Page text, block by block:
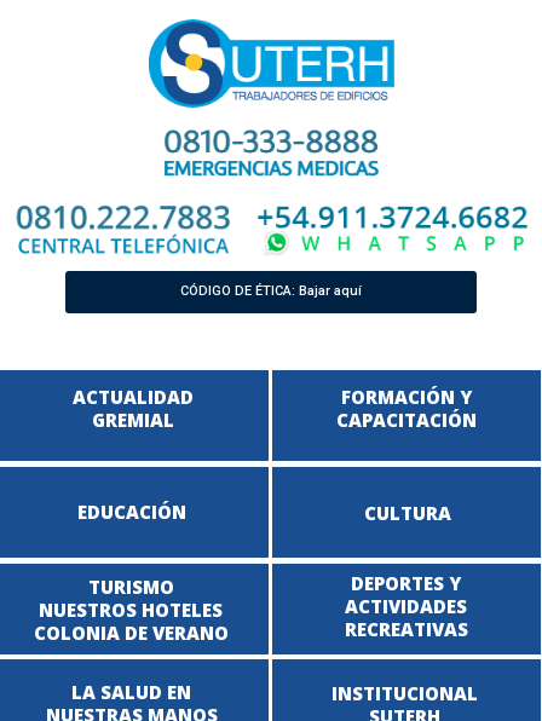
CÓDIGO DE ÉTICA: Bajar aquí
ACTUALIDAD
GREMIAL
EDUCACIÓN CULTURA
TURISMO
NUESTROS HOTELES
COLONIA DE VERANO
DEPORTES Y
ACTIVIDADES
RECREATIVAS
LA SALUD EN
NUESTRAS MANOS
INSTITUCIONAL
SUTERH
FORMACIÓN Y
CAPACITACIÓN